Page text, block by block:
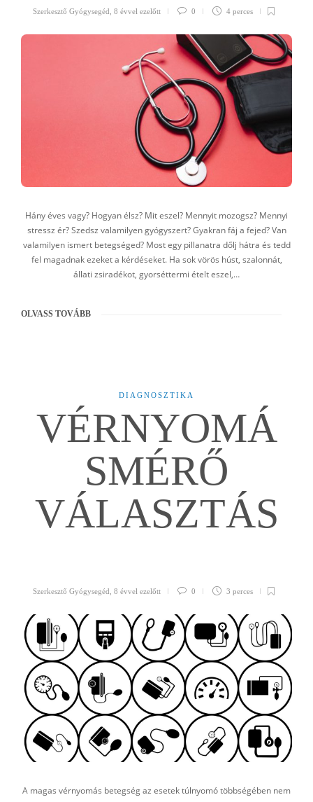
Szerkesztő Gyógysegéd 8 évvel ezelőtt 0 4 perces
Hány éves vagy? Hogyan élsz? Mit eszel? Mennyit mozogsz? Mennyi
stressz ér? Szedsz valamilyen gyógyszert? Gyakran fáj a fejed? Van
valamilyen ismert betegséged? Most egy pillanatra dőlj hátra és tedd
fel magadnak ezeket a kérdéseket. Ha sok vörös húst, szalonnát,
állati zsiradékot, gyorséttermi ételt eszel,…
OLVASS TOVÁBB
DIAGNOSZTIKA
VÉRNYOMÁ
SMÉRŐ
VÁLASZTÁS
Szerkesztő Gyógysegéd 8 évvel ezelőtt 0 3 perces
A magas vérnyomás betegség az esetek túlnyomó többségében nem